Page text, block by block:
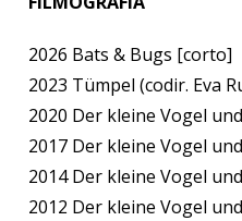
2026 Bats & Bugs [corto]
2023 Tümpel (codir. Eva
2020 Der kleine Vogel
2017 Der kleine Vogel
2014 Der kleine Vogel
2012 Der kleine Vogel